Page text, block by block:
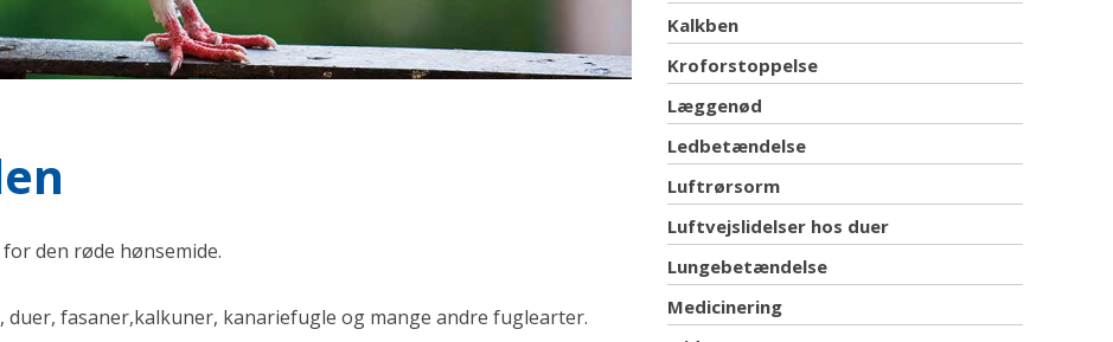
den røde hønsemide.
fasaner,kalkuner, kanariefugle og mange andre fuglearter.
Kalkben
Kroforstoppelse
Læggenød
Ledbetændelse
Luftrørsorm
Luftvejslidelser hos duer
Lungebetændelse
Medicinering